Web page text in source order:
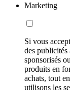
Marketing
Si vous
des publicités
sponsorisés
produits en
achats, tout
utilisons les